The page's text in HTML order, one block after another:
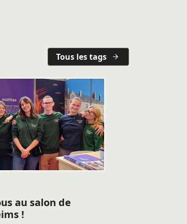
Tous les tags
au salon de
!